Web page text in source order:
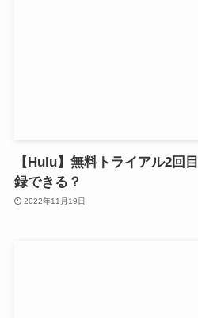
【Hulu】無料トライアル2回
録できる？
2022年11月19日